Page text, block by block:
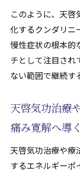
このように、天
化するクンダリニ
慢性症状の根本的
チとして注目され
ない範囲で継続す
天啓気功治療
痛み寛解へ導
天啓気功治療や療
するエネルギーポ